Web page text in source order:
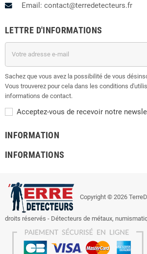
Email: contact@terredetecteurs.fr
LETTRE D'INFORMATIONS
Sachez que vous avez la possibilité de vous
Vous trouverez pour cela dans les conditions
informations de contact.
Acceptez-vous de recevoir notre
INFORMATION
INFORMATIONS
Copyright © 2026
droits réservés - Détecteurs de métaux,